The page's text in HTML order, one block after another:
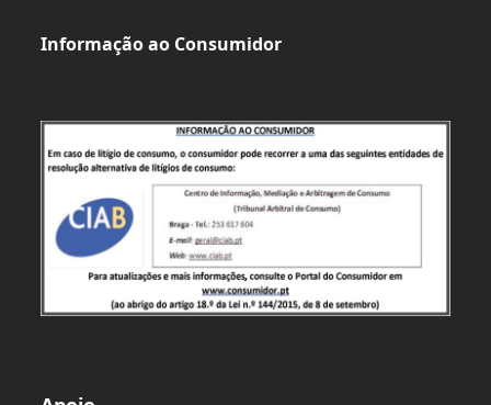
Informação ao Consumidor